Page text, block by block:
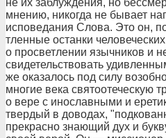
не их заблуждения, но
мнению, никогда не бывает
исповедания Слова. Это он,
тленные останки
о просветлении язычников и
свидетельствовать
же оказалось под силу
многие века святоотеческую
о вере с инославными и
твердый в доводах,
прекрасно знающий дух и